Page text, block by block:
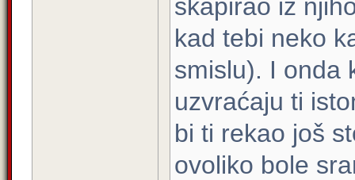
skapirao iz
kad tebi neko
smislu). I onda
uzvraćaju ti
bi ti rekao još
ovoliko bole